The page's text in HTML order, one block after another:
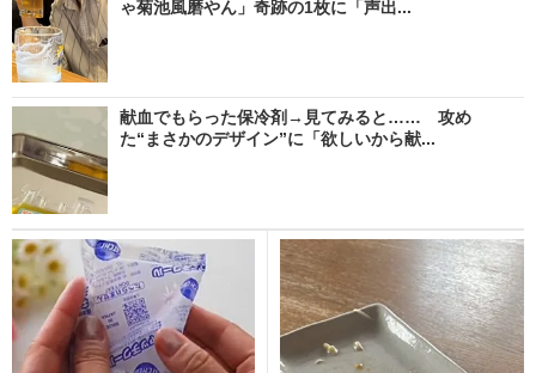
ゃ菊池風磨やん」奇跡の1枚に「声出...
献血でもらった保冷剤→見てみると…… 攻め
た“まさかのデザイン”に「欲しいから献...